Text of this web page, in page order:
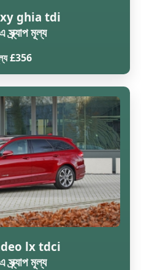
ghia tdi
মূল্য
£356
lx tdci
মূল্য